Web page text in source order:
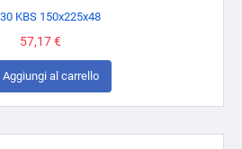
KBS 150x225x48
Prezzo
57,17 €
Aggiungi al carrello